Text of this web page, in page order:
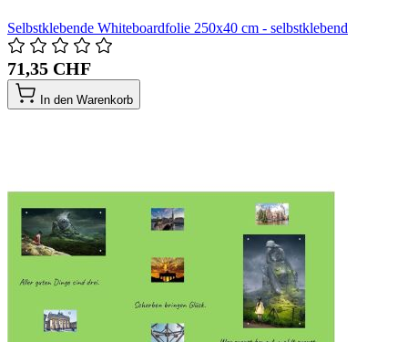
Selbstklebende Whiteboardfolie 250x40 cm - selbstklebend
71,35 CHF
In den Warenkorb